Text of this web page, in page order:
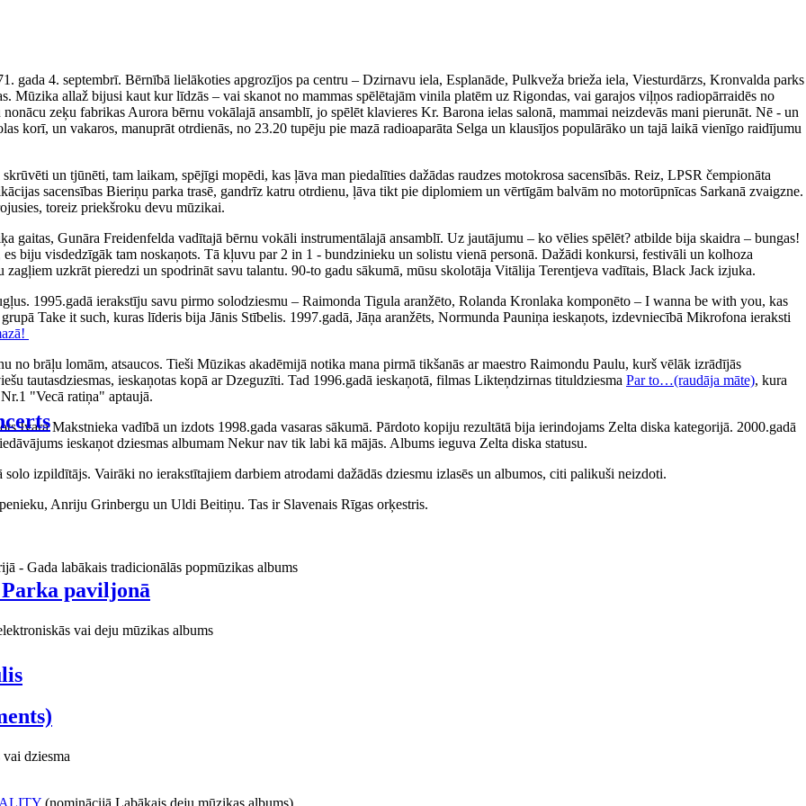
paviljonā
gada 4. septembrī. Bērnībā lielākoties apgrozījos pa centru – Dzirnavu iela, Esplanāde, Pulkveža brieža iela, Viesturdārzs, Kronvalda parks
Mūzika allaž bijusi kaut kur līdzās – vai skanot no mammas spēlētajām vinila platēm uz Rigondas, vai garajos viļņos radiopārraidēs no
zeķu fabrikas Aurora bērnu vokālajā ansamblī, jo spēlēt klavieres Kr. Barona ielas salonā, mammai neizdevās mani pierunāt. Nē - un
korī, un vakaros, manuprāt otrdienās, no 23.20 tupēju pie mazā radioaparāta Selga un klausījos populārāko un tajā laikā vienīgo raidījumu
un tjūnēti, tam laikam, spējīgi mopēdi, kas ļāva man piedalīties dažādas raudzes motokrosa sacensībās. Reiz, LPSR čempionāta
sacensības Bieriņu parka trasē, gandrīz katru otrdienu, ļāva tikt pie diplomiem un vērtīgām balvām no motorūpnīcas Sarkanā zvaigzne.
toreiz priekšroku devu mūzikai.
gaitas, Gunāra Freidenfelda vadītajā bērnu vokāli instrumentālajā ansamblī. Uz jautājumu – ko vēlies spēlēt? atbilde bija skaidra – bungas!
biju visdedzīgāk tam noskaņots. Tā kļuvu par 2 in 1 - bundzinieku un solistu vienā personā. Dažādi konkursi, festivāli un kolhoza
uzkrāt pieredzi un spodrināt savu talantu. 90-to gadu sākumā, mūsu skolotāja Vitālija Terentjeva vadītais, Black Jack izjuka.
1995.gadā ierakstīju savu pirmo solodziesmu – Raimonda Tigula aranžēto, Rolanda Kronlaka komponēto – I wanna be with you, kas
Take it such, kuras līderis bija Jānis Stībelis. 1997.gadā, Jāņa aranžēts, Normunda Pauniņa ieskaņots, izdevniecībā Mikrofona ieraksti
brāļu lomām, atsaucos. Tieši Mūzikas akadēmijā notika mana pirmā tikšanās ar maestro Raimondu Paulu, kurš vēlāk izrādījās
tautasdziesmas, ieskaņotas kopā ar Dzeguzīti. Tad 1996.gadā ieskaņotā, filmas Likteņdzirnas tituldziesma Par to…(raudāja māte), kura
"Vecā ratiņa" aptaujā.
Ivara Makstnieka vadībā un izdots 1998.gada vasaras sākumā. Pārdoto kopiju rezultātā bija ierindojams Zelta diska kategorijā. 2000.gadā
ieskaņot dziesmas albumam Nekur nav tik labi kā mājās. Albums ieguva Zelta diska statusu.
izpildītājs. Vairāki no ierakstītajiem darbiem atrodami dažādās dziesmu izlasēs un albumos, citi palikuši neizdoti.
Anriju Grinbergu un Uldi Beitiņu. Tas ir Slavenais Rīgas orķestris.
- Gada labākais tradicionālās popmūzikas albums
vai deju mūzikas albums
dziesma
(nominācijā Labākais deju mūzikas albums)